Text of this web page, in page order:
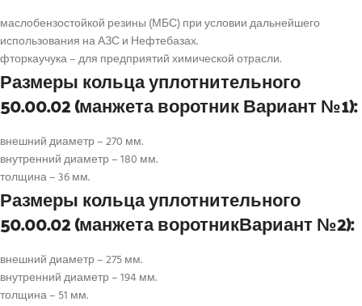
маслобензостойкой резины (МБС) при условии дальнейшего
использования на АЗС и Нефтебазах.
фторкаучука – для предприятий химической отрасли.
Размеры кольца уплотнительного
50.00.02 (манжета воротник Вариант №1):
внешний диаметр – 270 мм.
внутренний диаметр – 180 мм.
толщина – 36 мм.
Размеры кольца уплотнительного
50.00.02 (манжета воротникВариант №2):
внешний диаметр – 275 мм.
внутренний диаметр – 194 мм.
толщина – 51 мм.